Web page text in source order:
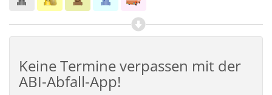
Keine Termine verpassen mit der
ABI-Abfall-App!